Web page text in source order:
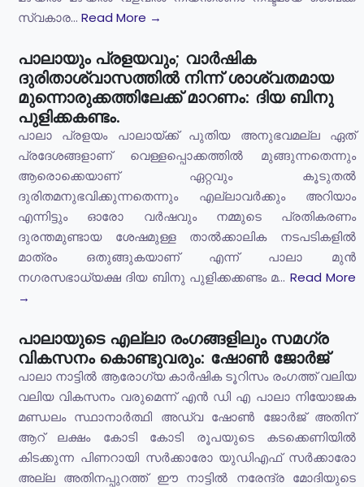
സ്വകാര... Read More →
പാലായും പ്രളയവും; വാർഷിക
ദുരിതാശ്വാസത്തിൽ നിന്ന് ശാശ്വതമായ
മുന്നൊരുക്കത്തിലേക്ക് മാറണം: ദിയ ബിനു
പുളിക്കകണ്ടം.
പാലാ പ്രളയം പാലായ്ക്ക് പുതിയ അനുഭവമല്ല ഏത്
പ്രദേശങ്ങളാണ് വെള്ളപ്പൊക്കത്തിൽ മുങ്ങുന്നതെന്നും
ആരൊക്കെയാണ് ഏറ്റവും കൂടുതൽ
ദുരിതമനുഭവിക്കുന്നതെന്നും എല്ലാവർക്കും അറിയാം
എന്നിട്ടും ഓരോ വർഷവും നമ്മുടെ പ്രതികരണം
ദുരന്തമുണ്ടായ ശേഷമുള്ള താൽക്കാലിക നടപടികളിൽ
മാത്രം ഒതുങ്ങുകയാണ് എന്ന് പാലാ മുൻ
നഗരസഭാധ്യക്ഷ ദിയ ബിനു പുളിക്കക്കണ്ടം മ... Read More
→
പാലായുടെ എല്ലാ രംഗങ്ങളിലും സമഗ്ര
വികസനം കൊണ്ടുവരും: ഷോൺ ജോർജ്
പാലാ നാട്ടിൽ ആരോഗ്യ കാർഷിക ടൂറിസം രംഗത്ത് വലിയ
വലിയ വികസനം വരുമെന്ന് എൻ ഡി എ പാലാ നിയോജക
മണ്ഡലം സ്ഥാനാർത്ഥി അഡ്വ ഷോൺ ജോർജ് അതിന്
ആറ് ലക്ഷം കോടി കോടി രൂപയുടെ കടക്കെണിയിൽ
കിടക്കുന്ന പിണറായി സർക്കാരോ യുഡിഎഫ് സർക്കാരോ
അല്ല അതിനപ്പുറത്ത് ഈ നാട്ടിൽ നരേന്ദ്ര മോദിയുടെ